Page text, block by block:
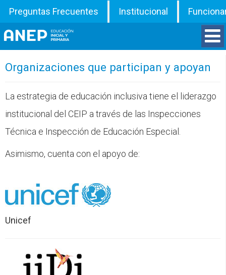
Preguntas Frecuentes Institucional
Divisiones
Departamentos
Inspecciones
Documentos
Noticias
Organizaciones que participan y apoyan
La estrategia de educación inclusiva tiene el liderazgo
institucional del CEIP a través de las Inspecciones
Técnica e Inspección de Educación Especial.
Asimismo, cuenta con el apoyo de:
Unicef